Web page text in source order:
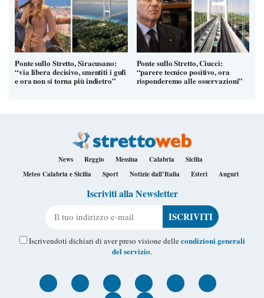
Ponte sullo Stretto, Siracusano:
“via libera decisivo, smentiti i gufi
e ora non si torna più indietro”
Ponte sullo Stretto, Ciucci:
“parere tecnico positivo, ora
risponderemo alle osservazioni”
News Reggio Messina Calabria
Sicilia
Meteo Calabria e Sicilia
Sport Notizie dall’Italia Esteri Auguri
Iscriviti alla Newsletter
Iscrivendoti dichiari di aver preso visione dellecondizioni generali
del servizio.